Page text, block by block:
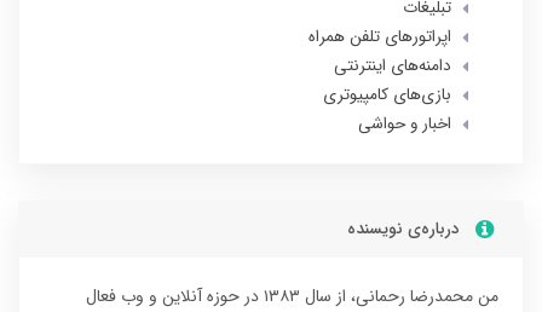
تبلیغات
اپراتورهای تلفن همراه
دامنه‌های اینترنتی
بازی‌های کامپیوتری
اخبار و حواشی
درباره‌ی نویسنده
من محمدرضا رحمانی، از سال ۱۳۸۳ در حوزه آنلاین و وب فعال‌